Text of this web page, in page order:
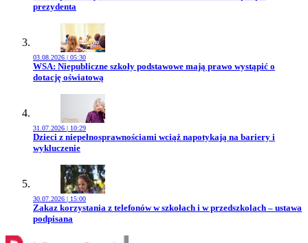
prezydenta
03.08.2026 | 05:30
Przejdź do artykułu:
WSA: Niepubliczne szkoły podstawowe mają prawo wystąpić o
dotację oświatową
31.07.2026 | 10:29
Przejdź do artykułu:
Dzieci z niepełnosprawnościami wciąż napotykają na bariery i
wykluczenie
30.07.2026 | 15:00
Przejdź do artykułu:
Zakaz korzystania z telefonów w szkołach i w przedszkolach – ustawa
podpisana